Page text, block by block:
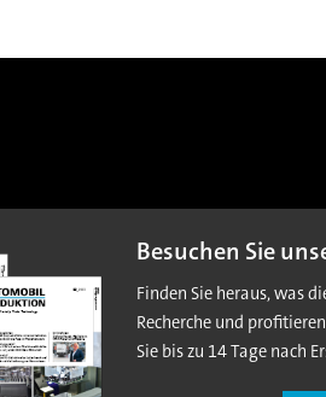
Besuchen Sie
Finden Sie heraus, was
Recherche und
Sie bis zu 14 Tage nach